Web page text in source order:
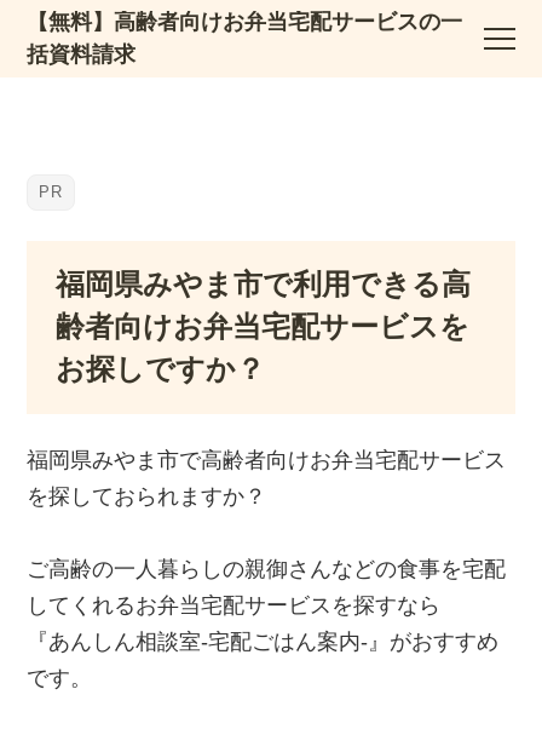
【無料】高齢者向けお弁当宅配サービスの一
括資料請求
福岡県みやま市で利用できる高
齢者向けお弁当宅配サービスを
お探しですか？
福岡県みやま市で高齢者向けお弁当宅配サービス
を探しておられますか？
ご高齢の一人暮らしの親御さんなどの食事を宅配
してくれるお弁当宅配サービスを探すなら
『あんしん相談室‐宅配ごはん案内‐』がおすすめ
です。